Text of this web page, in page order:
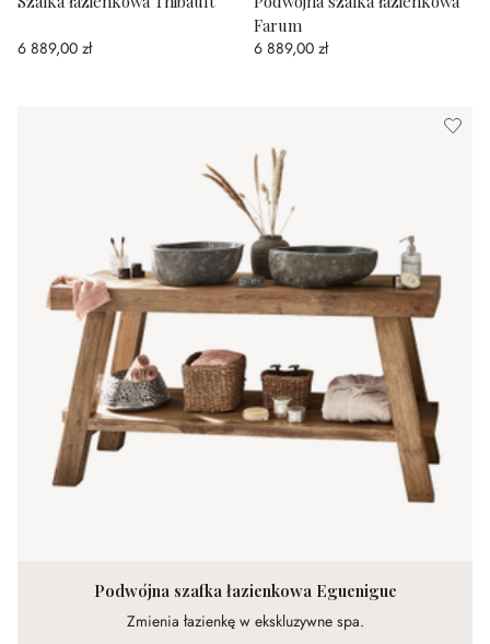
6 889,00 zł
Farum
6 889,00 zł
Podwójna szafka łazienkowa Eguenigue
Zmienia łazienkę w ekskluzywne spa.